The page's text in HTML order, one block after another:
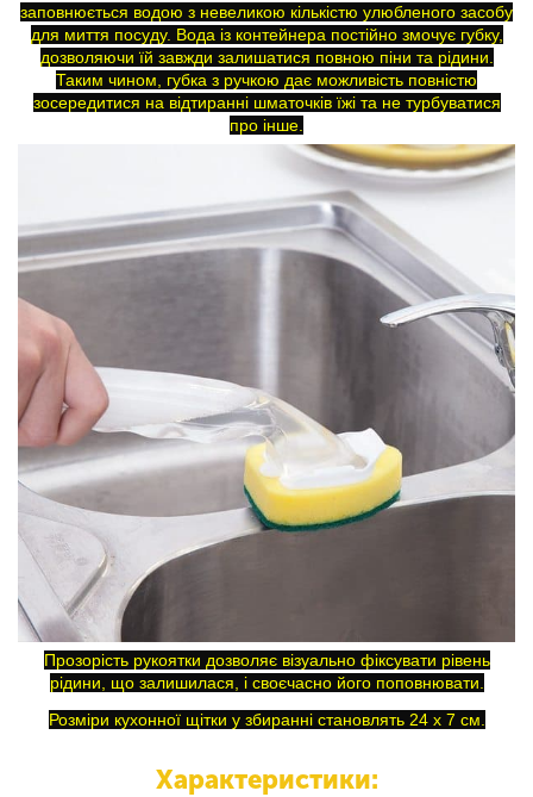
заповнюється водою з невеликою кількістю улюбленого засобу
для миття посуду. Вода із контейнера постійно змочує губку,
дозволяючи їй завжди залишатися повною піни та рідини.
Таким чином, губка з ручкою дає можливість повністю
зосередитися на відтиранні шматочків їжі та не турбуватися
про інше.
Прозорість рукоятки дозволяє візуально фіксувати рівень
рідини, що залишилася, і своєчасно його поповнювати.
Розміри кухонної щітки у збиранні становлять 24 x 7 см.
Характеристики: